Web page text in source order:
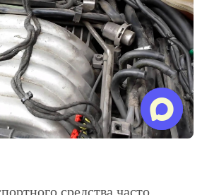
средства часто